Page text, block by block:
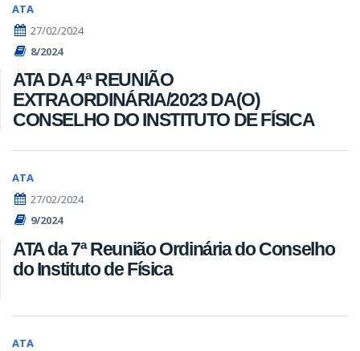
ATA
27/02/2024
8/2024
ATA DA 4ª REUNIÃO
EXTRAORDINÁRIA/2023 DA(O)
CONSELHO DO INSTITUTO DE FÍSICA
ATA
27/02/2024
9/2024
ATA da 7ª Reunião Ordinária do Conselho
do Instituto de Física
ATA